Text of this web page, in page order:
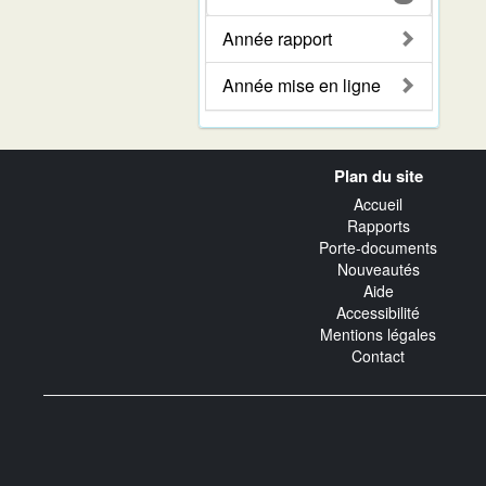
Année rapport
Année mise en ligne
Plan du site
Accueil
Rapports
Porte-documents
Nouveautés
Aide
Accessibilité
Mentions légales
Contact